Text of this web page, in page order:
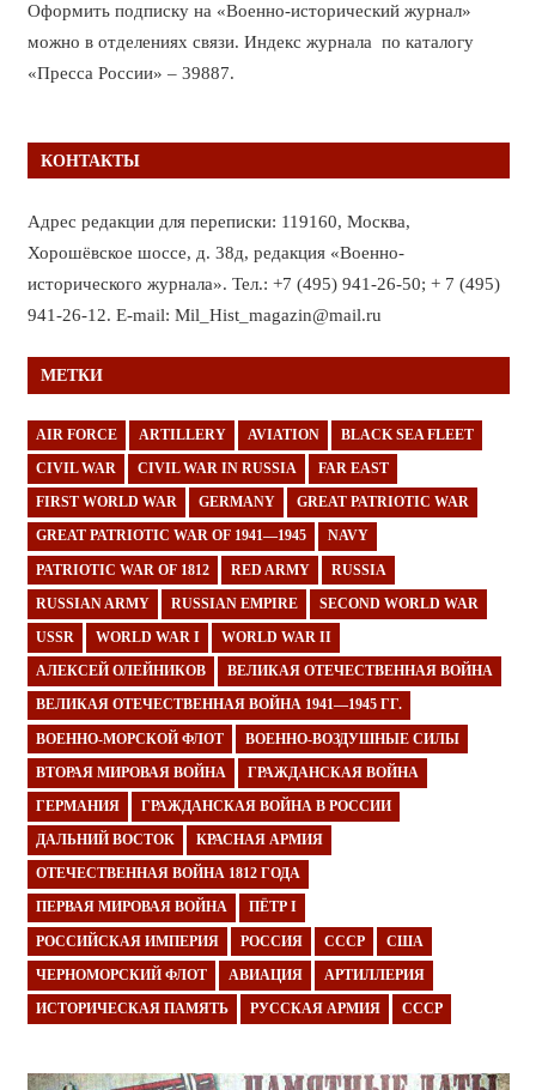
Оформить подписку на «Военно-исторический журнал»
можно в отделениях связи. Индекс журнала по каталогу
«Пресса России» – 39887.
КОНТАКТЫ
Адрес редакции для переписки: 119160, Москва,
Хорошёвское шоссе, д. 38д, редакция «Военно-
исторического журнала». Тел.: +7 (495) 941-26-50; + 7 (495)
941-26-12. E-mail: Mil_Hist_magazin@mail.ru
МЕТКИ
AIR FORCE ARTILLERY AVIATION BLACK SEA FLEET
CIVIL WAR CIVIL WAR IN RUSSIA FAR EAST
FIRST WORLD WAR GERMANY GREAT PATRIOTIC WAR
GREAT PATRIOTIC WAR OF 1941—1945 NAVY
PATRIOTIC WAR OF 1812 RED ARMY RUSSIA
RUSSIAN ARMY RUSSIAN EMPIRE SECOND WORLD WAR
USSR WORLD WAR I WORLD WAR II
АЛЕКСЕЙ ОЛЕЙНИКОВ ВЕЛИКАЯ ОТЕЧЕСТВЕННАЯ ВОЙНА
ВЕЛИКАЯ ОТЕЧЕСТВЕННАЯ ВОЙНА 1941—1945 ГГ.
ВОЕННО-МОРСКОЙ ФЛОТ ВОЕННО-ВОЗДУШНЫЕ СИЛЫ
ВТОРАЯ МИРОВАЯ ВОЙНА ГРАЖДАНСКАЯ ВОЙНА
ГЕРМАНИЯ ГРАЖДАНСКАЯ ВОЙНА В РОССИИ
ДАЛЬНИЙ ВОСТОК КРАСНАЯ АРМИЯ
ОТЕЧЕСТВЕННАЯ ВОЙНА 1812 ГОДА
ПЕРВАЯ МИРОВАЯ ВОЙНА ПЁТР I
РОССИЙСКАЯ ИМПЕРИЯ РОССИЯ СССР США
ЧЕРНОМОРСКИЙ ФЛОТ АВИАЦИЯ АРТИЛЛЕРИЯ
ИСТОРИЧЕСКАЯ ПАМЯТЬ РУССКАЯ АРМИЯ СССР